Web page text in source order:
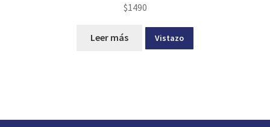
$1490
Leer más Vistazo